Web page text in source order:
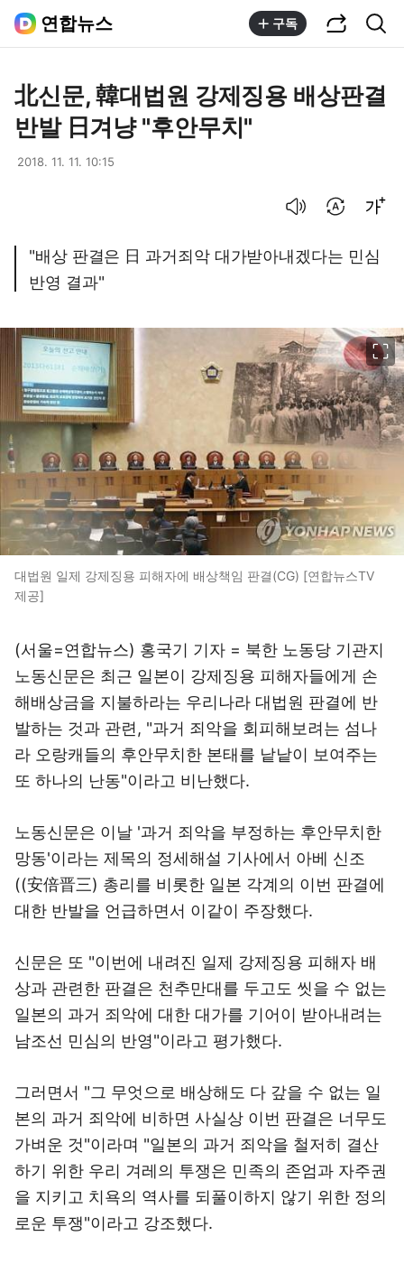
연합뉴스 구독
北신문, 韓대법원 강제징용 배상판결
반발 日겨냥 "후안무치"
2018. 11. 11. 10:15
"배상 판결은 日 과거죄악 대가받아내겠다는 민심
반영 결과"
대법원 일제 강제징용 피해자에 배상책임 판결(CG) [연합뉴스TV
제공]
(서울=연합뉴스) 홍국기 기자 = 북한 노동당 기관지
노동신문은 최근 일본이 강제징용 피해자들에게 손
해배상금을 지불하라는 우리나라 대법원 판결에 반
발하는 것과 관련, "과거 죄악을 회피해보려는 섬나
라 오랑캐들의 후안무치한 본태를 낱낱이 보여주는
또 하나의 난동"이라고 비난했다.
노동신문은 이날 '과거 죄악을 부정하는 후안무치한
망동'이라는 제목의 정세해설 기사에서 아베 신조
((安倍晋三) 총리를 비롯한 일본 각계의 이번 판결에
대한 반발을 언급하면서 이같이 주장했다.
신문은 또 "이번에 내려진 일제 강제징용 피해자 배
상과 관련한 판결은 천추만대를 두고도 씻을 수 없는
일본의 과거 죄악에 대한 대가를 기어이 받아내려는
남조선 민심의 반영"이라고 평가했다.
그러면서 "그 무엇으로 배상해도 다 갚을 수 없는 일
본의 과거 죄악에 비하면 사실상 이번 판결은 너무도
가벼운 것"이라며 "일본의 과거 죄악을 철저히 결산
하기 위한 우리 겨레의 투쟁은 민족의 존엄과 자주권
을 지키고 치욕의 역사를 되풀이하지 않기 위한 정의
로운 투쟁"이라고 강조했다.